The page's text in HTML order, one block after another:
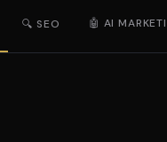
🔍 SEO 🤖 AI